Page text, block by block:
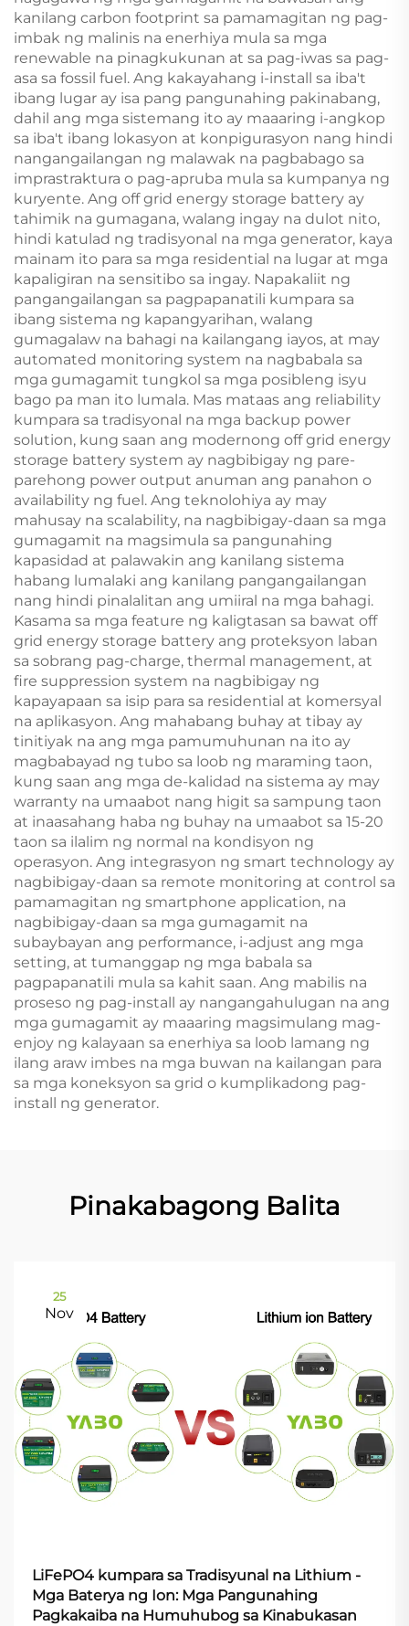
kanilang carbon footprint sa pamamagitan ng pag-
imbak ng malinis na enerhiya mula sa mga
renewable na pinagkukunan at sa pag-iwas sa pag-
asa sa fossil fuel. Ang kakayahang i-install sa iba't
ibang lugar ay isa pang pangunahing pakinabang,
dahil ang mga sistemang ito ay maaaring i-angkop
sa iba't ibang lokasyon at konpigurasyon nang hindi
nangangailangan ng malawak na pagbabago sa
imprastraktura o pag-apruba mula sa kumpanya ng
kuryente. Ang off grid energy storage battery ay
tahimik na gumagana, walang ingay na dulot nito,
hindi katulad ng tradisyonal na mga generator, kaya
mainam ito para sa mga residential na lugar at mga
kapaligiran na sensitibo sa ingay. Napakaliit ng
pangangailangan sa pagpapanatili kumpara sa
ibang sistema ng kapangyarihan, walang
gumagalaw na bahagi na kailangang iayos, at may
automated monitoring system na nagbabala sa
mga gumagamit tungkol sa mga posibleng isyu
bago pa man ito lumala. Mas mataas ang reliability
kumpara sa tradisyonal na mga backup power
solution, kung saan ang modernong off grid energy
storage battery system ay nagbibigay ng pare-
parehong power output anuman ang panahon o
availability ng fuel. Ang teknolohiya ay may
mahusay na scalability, na nagbibigay-daan sa mga
gumagamit na magsimula sa pangunahing
kapasidad at palawakin ang kanilang sistema
habang lumalaki ang kanilang pangangailangan
nang hindi pinalalitan ang umiiral na mga bahagi.
Kasama sa mga feature ng kaligtasan sa bawat off
grid energy storage battery ang proteksyon laban
sa sobrang pag-charge, thermal management, at
fire suppression system na nagbibigay ng
kapayapaan sa isip para sa residential at komersyal
na aplikasyon. Ang mahabang buhay at tibay ay
tinitiyak na ang mga pamumuhunan na ito ay
magbabayad ng tubo sa loob ng maraming taon,
kung saan ang mga de-kalidad na sistema ay may
warranty na umaabot nang higit sa sampung taon
at inaasahang haba ng buhay na umaabot sa 15-20
taon sa ilalim ng normal na kondisyon ng
operasyon. Ang integrasyon ng smart technology ay
nagbibigay-daan sa remote monitoring at control sa
pamamagitan ng smartphone application, na
nagbibigay-daan sa mga gumagamit na
subaybayan ang performance, i-adjust ang mga
setting, at tumanggap ng mga babala sa
pagpapanatili mula sa kahit saan. Ang mabilis na
proseso ng pag-install ay nangangahulugan na ang
mga gumagamit ay maaaring magsimulang mag-
enjoy ng kalayaan sa enerhiya sa loob lamang ng
ilang araw imbes na mga buwan na kailangan para
sa mga koneksyon sa grid o kumplikadong pag-
install ng generator.
Pinakabagong Balita
25
Nov
LiFePO4 kumpara sa Tradisyunal na Lithium -
Mga Baterya ng Ion: Mga Pangunahing
Pagkakaiba na Humuhubog sa Kinabukasan